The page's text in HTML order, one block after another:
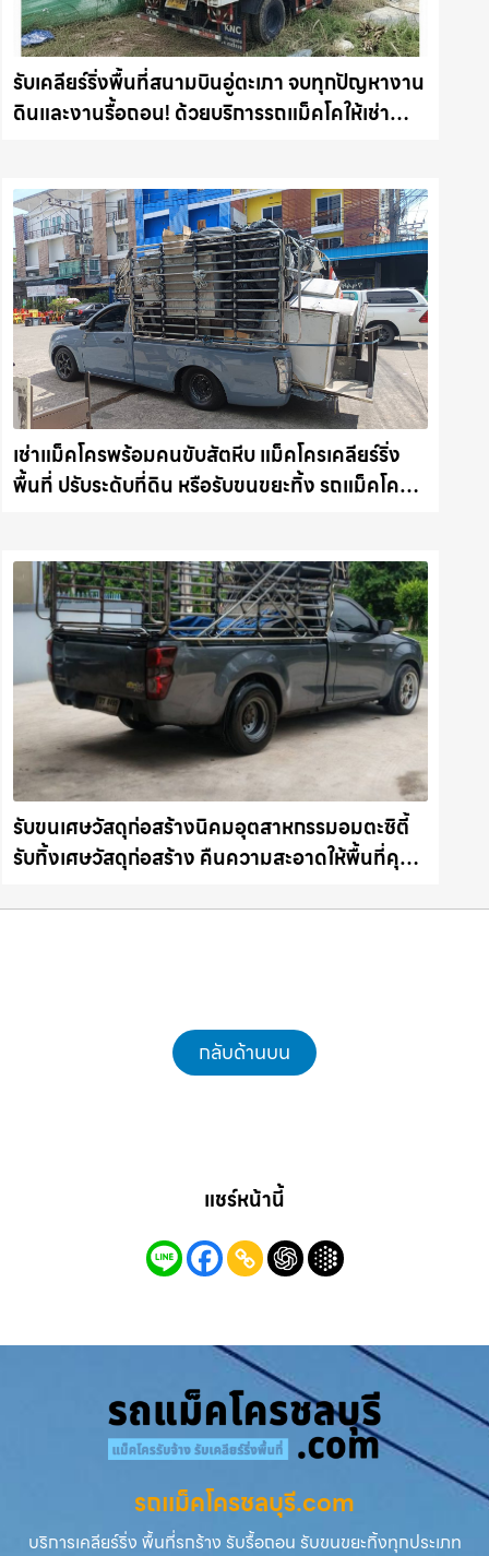
รับเคลียร์ริ่งพื้นที่สนามบินอู่ตะเภา จบทุกปัญหางาน
ดินและงานรื้อถอน! ด้วยบริการรถแม็คโคให้เช่า
เช่าแม็คโครพร้อมคนขับสัตหีบ แม็คโครเคลียร์ริ่ง
พื้นที่ ปรับระดับที่ดิน หรือรับขนขยะทิ้ง รถแม็คโคร
รับขนเศษวัสดุก่อสร้างนิคมอุตสาหกรรมอมตะซิตี้
รับทิ้งเศษวัสดุก่อสร้าง คืนความสะอาดให้พื้นที่คุณ
กลับด้านบน
แชร์หน้านี้
รถแม็คโครชลบุรี.com
บริการเคลียร์ริ่ง พื้นที่รกร้าง รับรื้อถอน รับขนขยะทิ้งทุกประเภท